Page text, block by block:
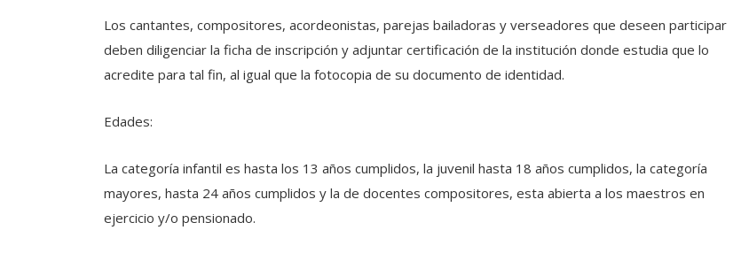
Los cantantes, compositores, acordeonistas, parejas bailadoras y verseadores que deseen participar
deben diligenciar la ficha de inscripción y adjuntar certificación de la institución donde estudia que lo
acredite para tal fin, al igual que la fotocopia de su documento de identidad.
Edades:
La categoría infantil es hasta los 13 años cumplidos, la juvenil hasta 18 años cumplidos, la categoría
mayores, hasta 24 años cumplidos y la de docentes compositores, esta abierta a los maestros en
ejercicio y/o pensionado.